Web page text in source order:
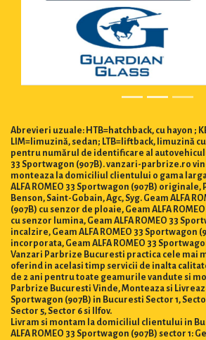
Abrevieri uzuale: HTB=hatchback, cu hayon ;
LIM=limuzină, sedan; LTB=liftback, limuzină
pentru numărul de identificare al
33 Sportwagon (907B). vanzari-parbrize.ro
monteaza la domiciliul clientului o gama
ALFA ROMEO 33 Sportwagon (907B) originale,
Benson, Saint-Gobain, Agc, Syg. Geam ALFA
(907B) cu senzor de ploaie, Geam ALFA
cu senzor lumina, Geam ALFA ROMEO 33
incalzire, Geam ALFA ROMEO 33 Sportwagon
incorporata, Geam ALFA ROMEO 33
Vanzari Parbrize Bucuresti practica cele mai
oferind in acelasi timp servicii de inalta
de 2 ani pentru toate geamurile vandute si
Parbrize Bucuresti Vinde, Monteaza si Livreaza
Sportwagon (907B) in Bucuresti Sector 1,
Sector 5, Sector 6 si Ilfov.
Livram si montam la domiciliul clientului in
ALFA ROMEO 33 Sportwagon (907B) sector 1: